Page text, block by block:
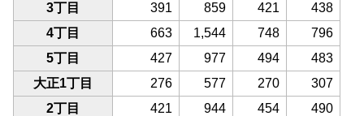
3丁目
391 859 421
438
4丁目
663 1,544 748
796
5丁目
427 977 494
483
大正1丁目
276 577 270
307
2丁目
421 944 454
490